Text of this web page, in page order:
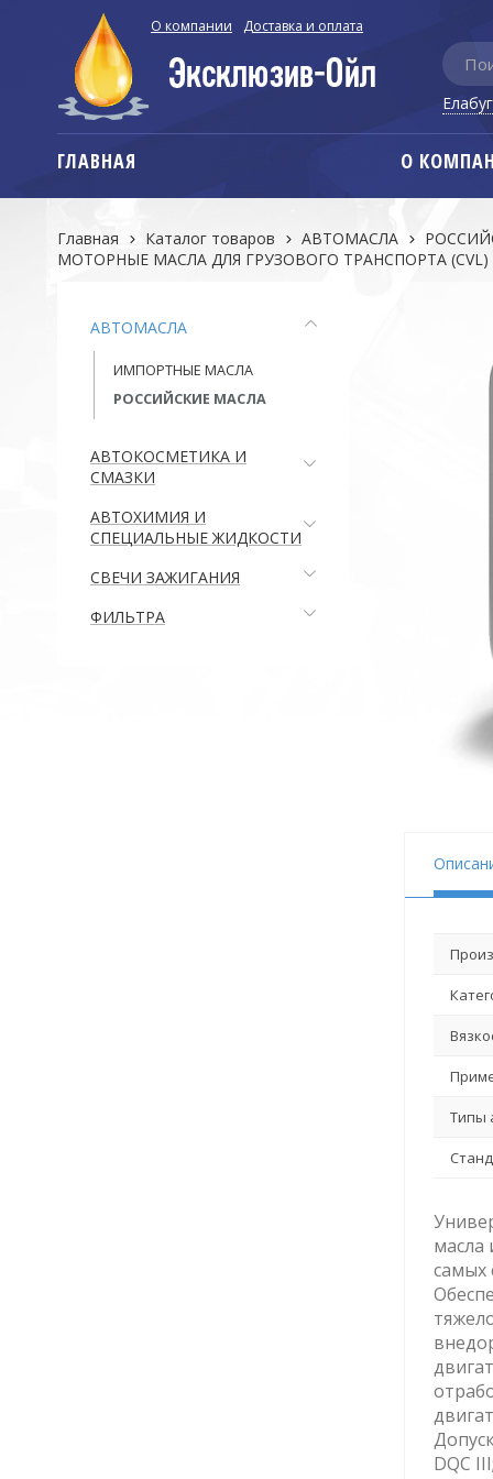
О компании Доставка и оплата
ГЛАВНАЯ О
Главная Каталог товаров АВТОМАСЛА
МОТОРНЫЕ МАСЛА ДЛЯ ГРУЗОВОГО ТРАНСПОРТА (CVL)
АВТОМАСЛА
ИМПОРТНЫЕ МАСЛА
РОССИЙСКИЕ МАСЛА
АВТОКОСМЕТИКА И
СМАЗКИ
АВТОХИМИЯ И
СПЕЦИАЛЬНЫЕ ЖИДКОСТИ
СВЕЧИ ЗАЖИГАНИЯ
ФИЛЬТРА
Типы
масла
самых
DQC